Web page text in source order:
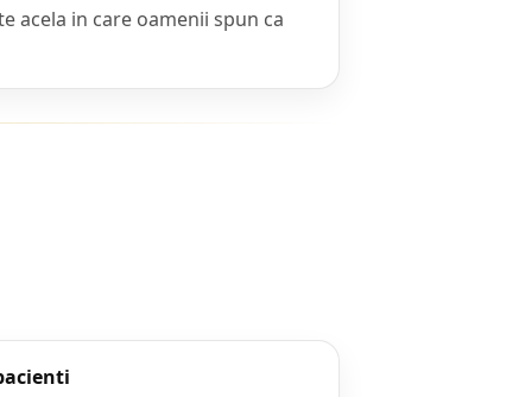
acela in care oamenii spun ca